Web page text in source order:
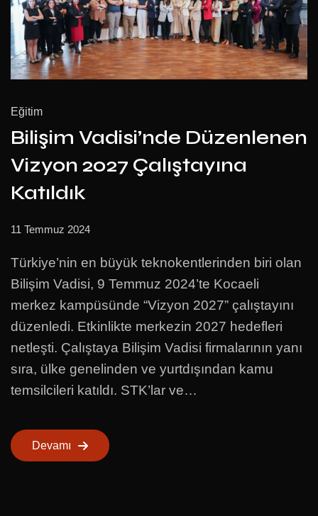
Eğitim
Bilişim Vadisi’nde Düzenlenen
Vizyon 2027 Çalıştayına
Katıldık
11 Temmuz 2024
Türkiye’nin en büyük teknokentlerinden biri olan
Bilişim Vadisi, 9 Temmuz 2024’te Kocaeli
merkez kampüsünde “Vizyon 2027” çalıştayını
düzenledi. Etkinlikte merkezin 2027 hedefleri
netleşti. Çalıştaya Bilişim Vadisi firmalarının yanı
sıra, ülke genelinden ve yurtdışından kamu
temsilcileri katıldı. STK’lar ve…
Devamı